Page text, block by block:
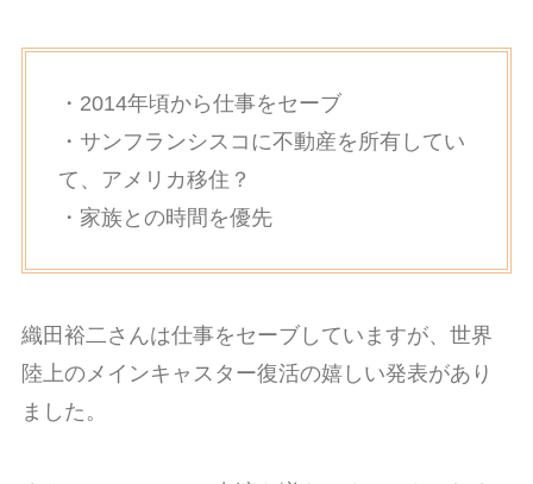
・2014年頃から仕事をセーブ
・サンフランシスコに不動産を所有してい
て、アメリカ移住？
・家族との時間を優先
織田裕二さんは仕事をセーブしていますが、世界
陸上のメインキャスター復活の嬉しい発表があり
ました。